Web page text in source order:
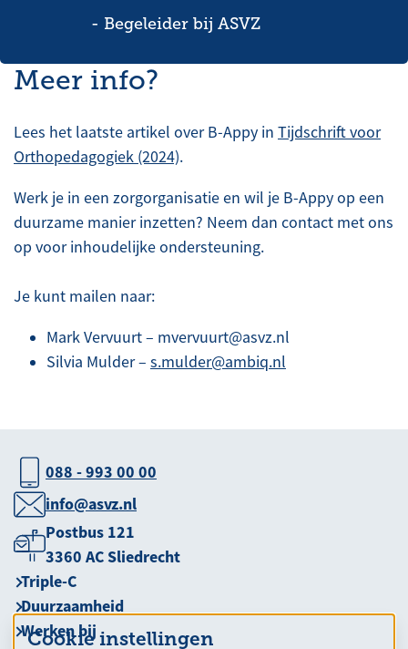
Cookie instellingen
- Begeleider bij ASVZ
Meer info?
Lees het laatste artikel over B-Appy in Tijdschrift voor
Orthopedagogiek (2024).
Werk je in een zorgorganisatie en wil je B-Appy op een
duurzame manier inzetten? Neem dan contact met ons
op voor inhoudelijke ondersteuning.
Je kunt mailen naar:
Mark Vervuurt – mvervuurt@asvz.nl
Silvia Mulder – s.mulder@ambiq.nl
088 - 993 00 00
info@asvz.nl
Postbus 121
3360 AC Sliedrecht
Triple-C
Duurzaamheid
Werken bij